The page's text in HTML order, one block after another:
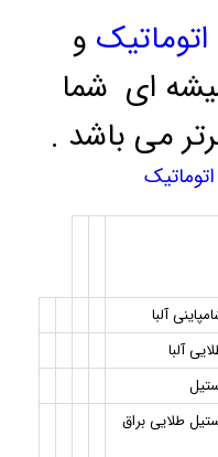
و
ای شما
می باشد .
آلبا
آلبا
طلایی براق